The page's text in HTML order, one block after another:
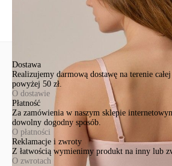
Dostawa
Realizujemy darmową dostawę na terenie
powyżej 50 zł.
O dostawie
Płatność
Za zamówienia w naszym sklepie
dowolny dogodny sposób.
O płatności
Reklamacje i zwroty
Z łatwością wymienimy produkt na inny lub
O zwrotach